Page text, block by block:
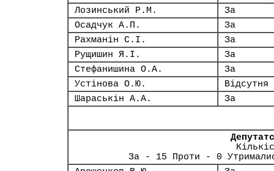
Лозинський Р.М.
За
Осадчук А.П.
За
Рахманін С.І.
За
Рущишин Я.І.
За
Стефанишина О.А.
За
Устінова О.Ю.
Відсутня
Шараськін А.А.
За
За - 15 Проти - 0